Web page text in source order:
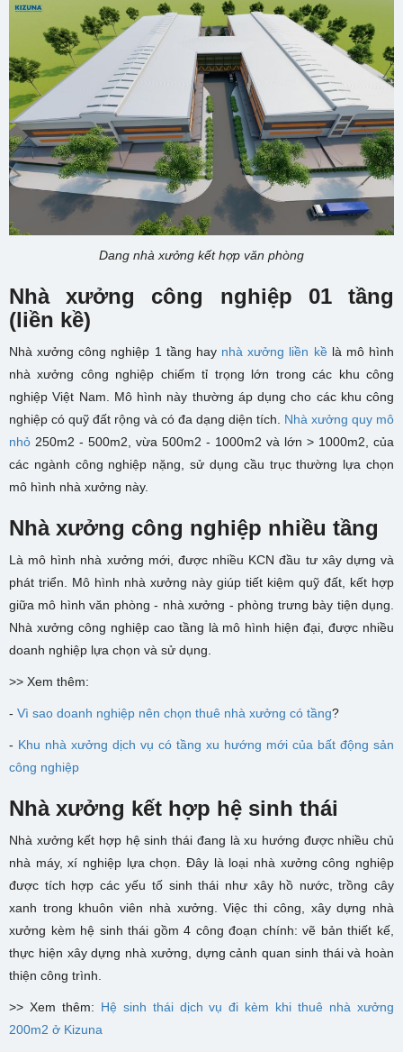
Dang nhà xưởng kết hợp văn phòng
Nhà xưởng công nghiệp 01 tầng
(liền kề)
Nhà xưởng công nghiệp 1 tầng hay nhà xưởng liền kềlà mô hình
nhà xưởng công nghiệp chiếm tỉ trọng lớn trong các khu công
nghiệp Việt Nam. Mô hình này thường áp dụng cho các khu công
nghiệp có quỹ đất rộng và có đa dạng diện tích. Nhà xưởng quy mô
nhỏ 250m2 - 500m2, vừa 500m2 - 1000m2 và lớn > 1000m2, của
các ngành công nghiệp nặng, sử dụng cầu trục thường lựa chọn
mô hình nhà xưởng này.
Nhà xưởng công nghiệp nhiều tầng
Là mô hình nhà xưởng mới, được nhiều KCN đầu tư xây dựng và
phát triển. Mô hình nhà xưởng này giúp tiết kiệm quỹ đất, kết hợp
giữa mô hình văn phòng - nhà xưởng - phòng trưng bày tiện dụng.
Nhà xưởng công nghiệp cao tầng là mô hình hiện đại, được nhiều
doanh nghiệp lựa chọn và sử dụng.
>> Xem thêm:
- Vì sao doanh nghiệp nên chọn thuê nhà xưởng có tầng?
- Khu nhà xưởng dịch vụ có tầng xu hướng mới của bất động sản
công nghiệp
Nhà xưởng kết hợp hệ sinh thái
Nhà xưởng kết hợp hệ sinh thái đang là xu hướng được nhiều chủ
nhà máy, xí nghiệp lựa chọn. Đây là loại nhà xưởng công nghiệp
được tích hợp các yếu tố sinh thái như xây hồ nước, trồng cây
xanh trong khuôn viên nhà xưởng. Việc thi công, xây dựng nhà
xưởng kèm hệ sinh thái gồm 4 công đoạn chính: vẽ bản thiết kế,
thực hiện xây dựng nhà xưởng, dựng cảnh quan sinh thái và hoàn
thiện công trình.
>> Xem thêm: Hệ sinh thái dịch vụ đi kèm khi thuê nhà xưởng
200m2 ở Kizuna